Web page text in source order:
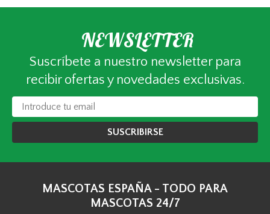
NEWSLETTER
Suscríbete a nuestro newsletter para
recibir ofertas y novedades exclusivas.
SUSCRIBIRSE
MASCOTAS ESPAÑA - TODO PARA
MASCOTAS 24/7